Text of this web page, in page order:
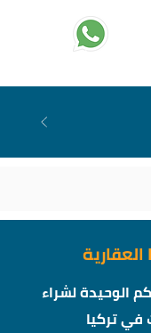
العقارية
الوحيدة لشراء
في تركيا